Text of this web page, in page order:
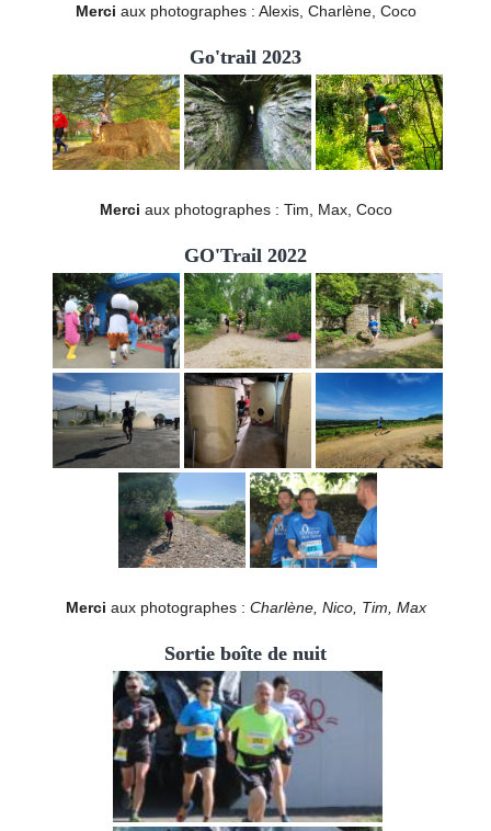
Merci aux photographes : Alexis, Charlène, Coco
Go'trail 2023
Merci aux photographes : Tim, Max, Coco
GO'Trail 2022
Merci aux photographes : Charlène, Nico, Tim, Max
Sortie boîte de nuit